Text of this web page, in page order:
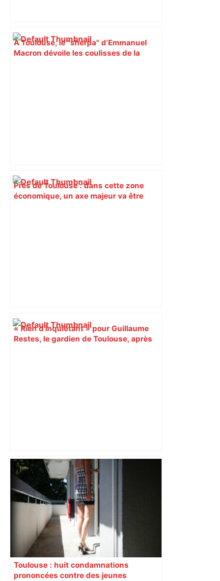
À Toulouse, le "sherpa" d’Emmanuel
Macron dévoile les coulisses de la
Près de Toulouse : dans cette zone
économique, un axe majeur va être
« Rien d'inquiétant » pour Guillaume
Restes, le gardien de Toulouse, après
"C’est l’une des plus fortes
fréquentations du circuit" : Toulouse
est-elle la capitale du poker amateur –
ladepeche.fr
Toulouse : huit condamnations
prononcées contre des jeunes